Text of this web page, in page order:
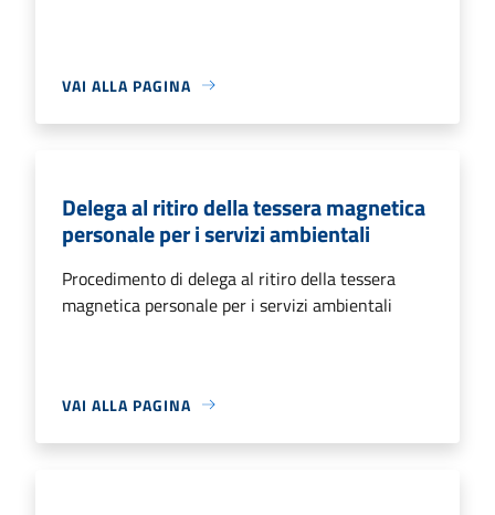
VAI ALLA PAGINA
Delega al ritiro della tessera magnetica
personale per i servizi ambientali
Procedimento di delega al ritiro della tessera
magnetica personale per i servizi ambientali
VAI ALLA PAGINA